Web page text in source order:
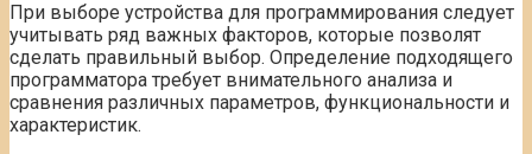
При выборе устройства для программирования следует
учитывать ряд важных факторов, которые позволят
сделать правильный выбор. Определение подходящего
программатора требует внимательного анализа и
сравнения различных параметров, функциональности и
характеристик.